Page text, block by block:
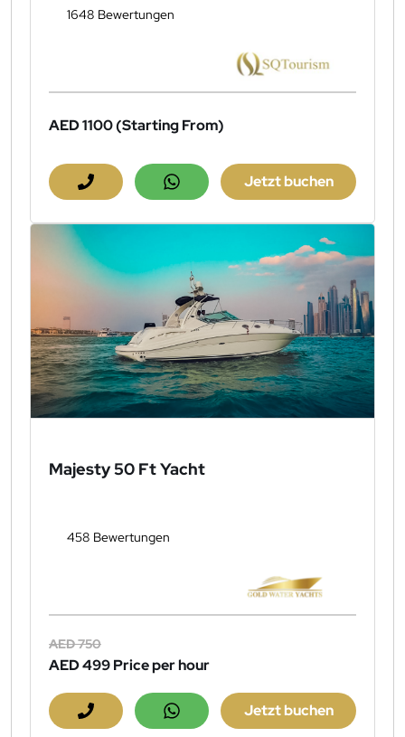
1648 Bewertungen
AED 1100(Starting From)
Jetzt buchen
Majesty 50 Ft Yacht
458 Bewertungen
AED 750
AED 499Price per hour
Jetzt buchen